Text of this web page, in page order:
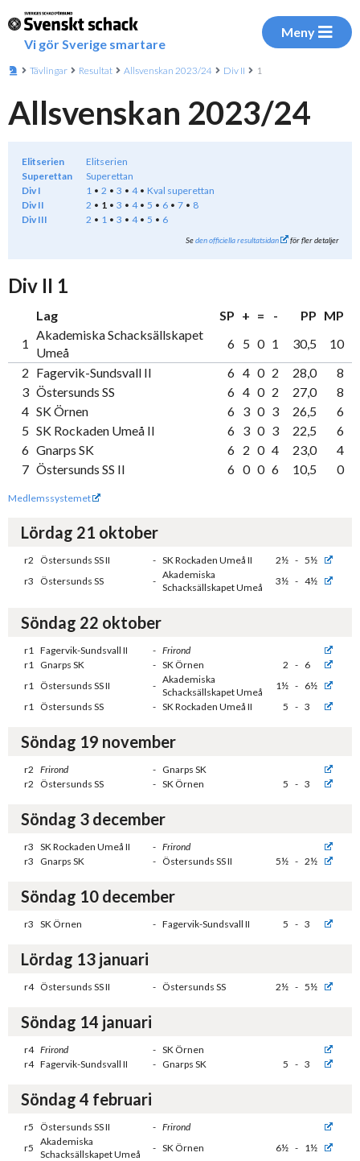
Vi gör Sverige smartare
Meny
Tävlingar Resultat Allsvenskan 2023/24 Div II 1
Allsvenskan 2023/24
Elitserien
Elitserien
Superettan
Superettan
Div I
1 2 3 4
Kval superettan
Div II
2 1 3 4 5 6 7
8
Div III
2 1 3 4 5 6
Seden officiella resultatsidan för fler detaljer
Div II 1
Lag SP + = - PP MP
1
Akademiska Schacksällskapet
Umeå
6 5 0 1 30,5
10
2 Fagervik-Sundsvall II 6 4 0 2 28,0
8
3 Östersunds SS 6 4 0 2 27,0
8
4 SK Örnen 6 3 0 3 26,5
6
5 SK Rockaden Umeå II 6 3 0 3 22,5
6
6 Gnarps SK 6 2 0 4 23,0
4
7 Östersunds SS II 6 0 0 6 10,5 0
Medlemssystemet
Lördag 21 oktober
r2 Östersunds SS II - SK Rockaden Umeå II 2½ - 5½
r3
Östersunds SS -
Akademiska
Schacksällskapet Umeå
3½ - 4½
Söndag 22 oktober
r1 Fagervik-Sundsvall II - Frirond
r1 Gnarps SK - SK Örnen 2 - 6
r1 Östersunds SS II -
Akademiska
Schacksällskapet Umeå
1½ - 6½
r1 Östersunds SS - SK Rockaden Umeå II 5 - 3
Söndag 19 november
r2 Frirond - Gnarps SK
r2
Östersunds SS - SK Örnen 5 - 3
Söndag 3 december
r3 SK Rockaden Umeå II - Frirond
r3
Gnarps SK - Östersunds SS II 5½ - 2½
Söndag 10 december
r3 SK Örnen - Fagervik-Sundsvall II 5 - 3
Lördag 13 januari
r4 Östersunds SS II - Östersunds SS 2½ - 5½
Söndag 14 januari
r4 Frirond - SK Örnen
r4 Fagervik-Sundsvall II - Gnarps SK 5 - 3
Söndag 4 februari
r5 Östersunds SS II - Frirond
r5
Akademiska
Schacksällskapet Umeå
- SK Örnen 6½ - 1½